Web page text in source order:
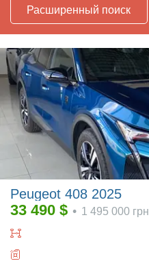
Расширенный поиск
Peugeot 408 2025
33 490 $ • 1 495 000 грн